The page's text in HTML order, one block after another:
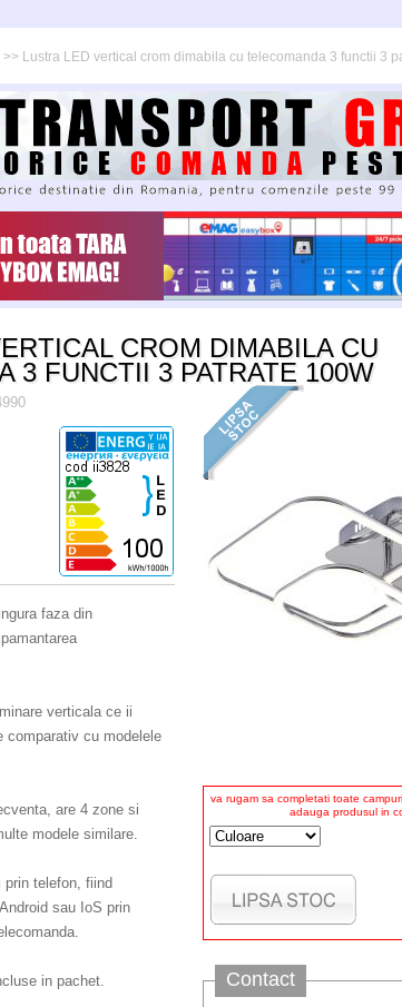
>> Lustra LED vertical crom dimabila cu telecomanda 3 functii 3
CROM DIMABILA CU
3 FUNCTII 3 PATRATE 100W
faza din
verticala ce ii
comparativ cu modelele
are 4 zone si
modele similare.
prin telefon, fiind
sau IoS prin
in pachet.
va rugam sa completati toate
adauga produsul in
Contact